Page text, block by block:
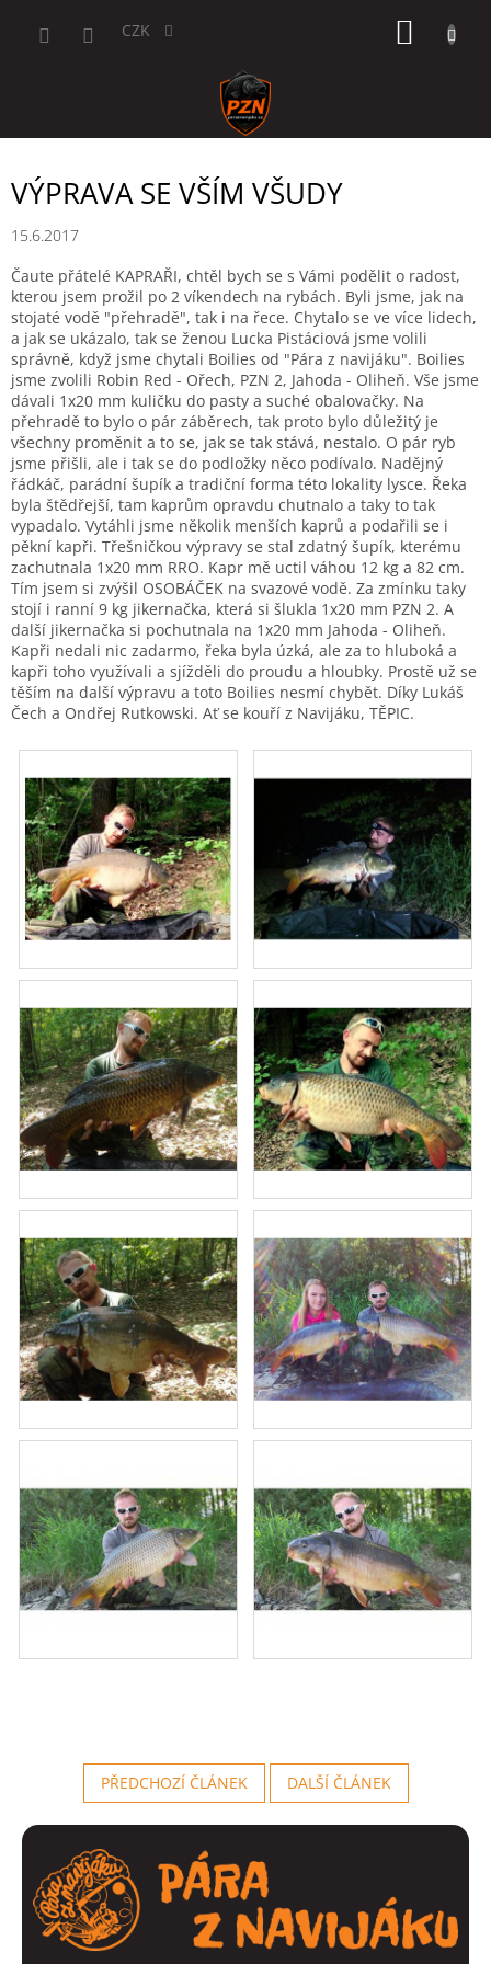
CZK
VÝPRAVA SE VŠÍM VŠUDY
15.6.2017
Čaute přátelé KAPRAŘI, chtěl bych se s Vámi podělit o radost,
kterou jsem prožil po 2 víkendech na rybách. Byli jsme, jak na
stojaté vodě "přehradě", tak i na řece. Chytalo se ve více lidech,
a jak se ukázalo, tak se ženou Lucka Pistáciová jsme volili
správně, když jsme chytali Boilies od "Pára z navijáku". Boilies
jsme zvolili Robin Red - Ořech, PZN 2, Jahoda - Oliheň. Vše jsme
dávali 1x20 mm kuličku do pasty a suché obalovačky. Na
přehradě to bylo o pár záběrech, tak proto bylo důležitý je
všechny proměnit a to se, jak se tak stává, nestalo. O pár ryb
jsme přišli, ale i tak se do podložky něco podívalo. Nadějný
řádkáč, parádní šupík a tradiční forma této lokality lysce. Řeka
byla štědřejší, tam kaprům opravdu chutnalo a taky to tak
vypadalo. Vytáhli jsme několik menších kaprů a podařili se i
pěkní kapři. Třešničkou výpravy se stal zdatný šupík, kterému
zachutnala 1x20 mm RRO. Kapr mě uctil váhou 12 kg a 82 cm.
Tím jsem si zvýšil OSOBÁČEK na svazové vodě. Za zmínku taky
stojí i ranní 9 kg jikernačka, která si šlukla 1x20 mm PZN 2. A
další jikernačka si pochutnala na 1x20 mm Jahoda - Oliheň.
Kapři nedali nic zadarmo, řeka byla úzká, ale za to hluboká a
kapři toho využívali a sjížděli do proudu a hloubky. Prostě už se
těším na další výpravu a toto Boilies nesmí chybět. Díky Lukáš
Čech a Ondřej Rutkowski. Ať se kouří z Navijáku, TĚPIC.
PŘEDCHOZÍ ČLÁNEK DALŠÍ ČLÁNEK